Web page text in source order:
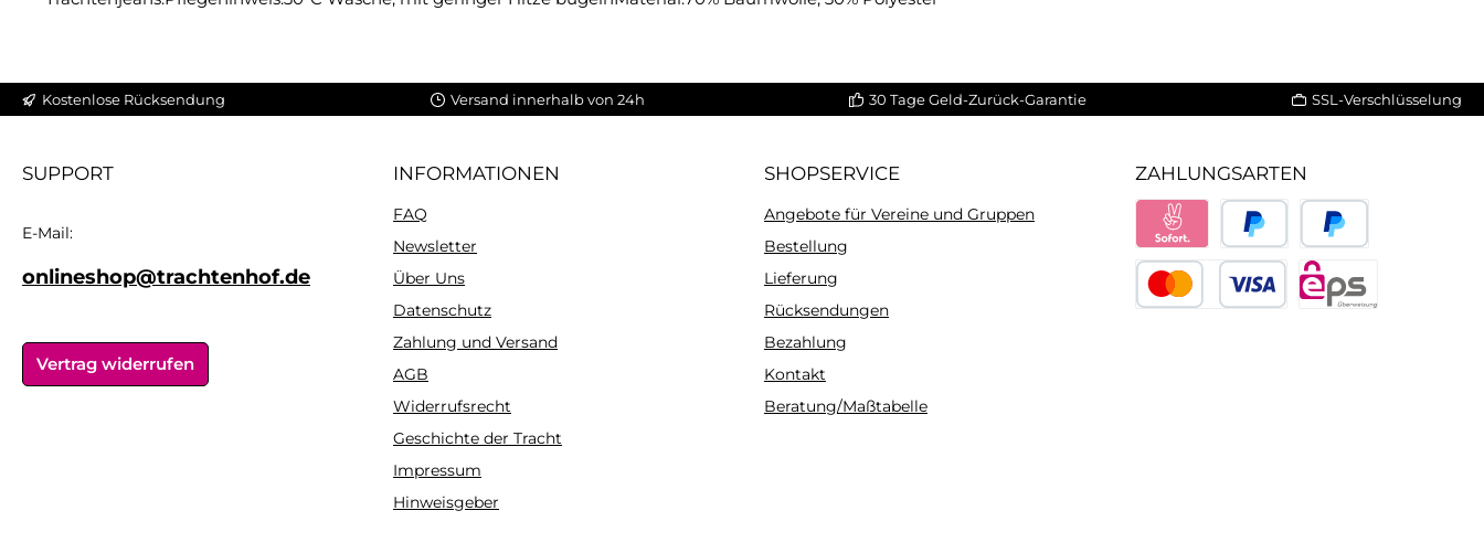
Kostenlose Rücksendung Versand innerhalb von 24h 30 Tage Geld-Zurück-Garantie SSL-Verschlüsselung
SUPPORT
E-Mail:
onlineshop@trachtenhof.de
Vertrag widerrufen
INFORMATIONEN
FAQ
Newsletter
Über Uns
Datenschutz
Zahlung und Versand
AGB
Widerrufsrecht
Geschichte der Tracht
Impressum
Hinweisgeber
SHOPSERVICE
Angebote für Vereine und Gruppen
Bestellung
Lieferung
Rücksendungen
Bezahlung
Kontakt
Beratung/Maßtabelle
ZAHLUNGSARTEN
PayPal Später bezahlen
Sofort